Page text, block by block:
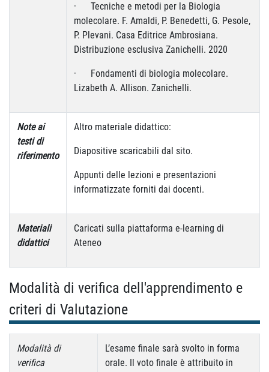
· Tecniche e metodi per la Biologia
molecolare. F. Amaldi, P. Benedetti, G. Pesole,
P. Plevani. Casa Editrice Ambrosiana.
Distribuzione esclusiva Zanichelli. 2020
· Fondamenti di biologia molecolare.
Lizabeth A. Allison. Zanichelli.
Note ai
testi di
riferimento
Altro materiale didattico:
Diapositive scaricabili dal sito.
Appunti delle lezioni e presentazioni
informatizzate forniti dai docenti.
Materiali
didattici
Caricati sulla piattaforma e-learning di
Ateneo
Modalità di verifica dell'apprendimento e
criteri di Valutazione
Modalità di
verifica
L’esame finale sarà svolto in forma
orale. Il voto finale è attribuito in